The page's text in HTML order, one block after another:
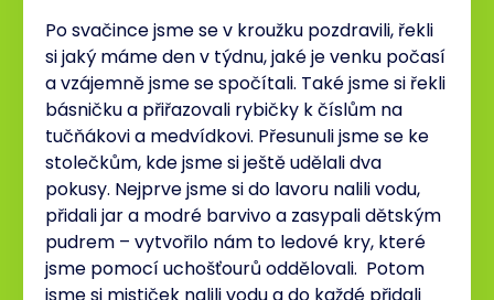
Po svačince jsme se v kroužku pozdravili, řekli
si jaký máme den v týdnu, jaké je venku počasí
a vzájemně jsme se spočítali. Také jsme si řekli
básničku a přiřazovali rybičky k číslům na
tučňákovi a medvídkovi. Přesunuli jsme se ke
stolečkům, kde jsme si ještě udělali dva
pokusy. Nejprve jsme si do lavoru nalili vodu,
přidali jar a modré barvivo a zasypali dětským
pudrem – vytvořilo nám to ledové kry, které
jsme pomocí uchošťourů oddělovali. Potom
jsme si mističek nalili vodu a do každé přidali